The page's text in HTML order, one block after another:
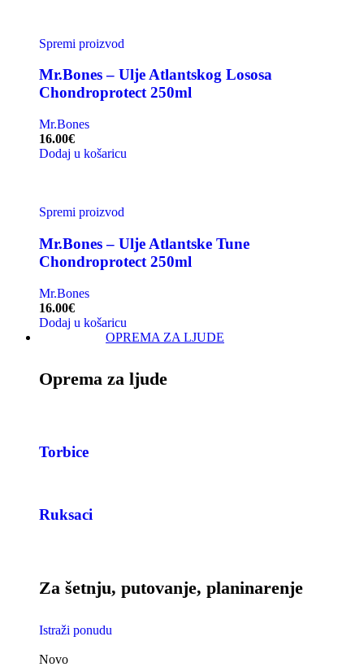
Spremi proizvod
Mr.Bones – Ulje Atlantskog Lososa
Chondroprotect 250ml
Mr.Bones
16.00€
Dodaj u košaricu
Spremi proizvod
Mr.Bones – Ulje Atlantske Tune
Chondroprotect 250ml
Mr.Bones
16.00€
Dodaj u košaricu
OPREMA ZA LJUDE
Oprema za ljude
Torbice
Ruksaci
Za šetnju, putovanje, planinarenje
Istraži ponudu
Novo